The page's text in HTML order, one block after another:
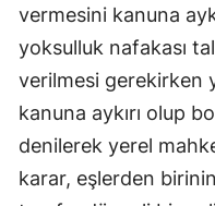
vermesini kanuna
yoksulluk nafakası
verilmesi gerekirken
kanuna aykırı olup
denilerek yerel
karar, eşlerden